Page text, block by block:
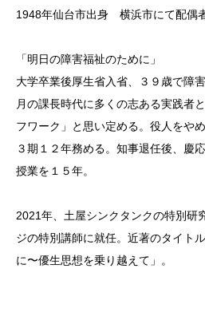
1948年仙台市出身 横浜市にて配偶
「明日の障害福祉のために」
大学卒業後厚生省入省、３９歳で障
月の課長時代に多くの志ある実践者
フワーク」と思い定める。役人をや
３期１２年務める。知事退任後、慶
授業を１５年。
2021年、土屋シンクタンクの特別研
ジの特別講師に就任。近著のタイト
に〜優生思想を乗り越えて」。